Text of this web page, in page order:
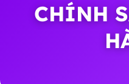
CHÍNH